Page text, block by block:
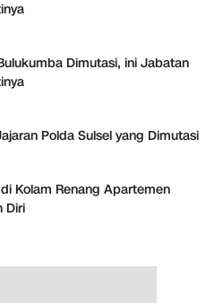
Dimutasi, ini Jabatan
Polda Sulsel yang Dimutasi
Kolam Renang Apartemen
Diri